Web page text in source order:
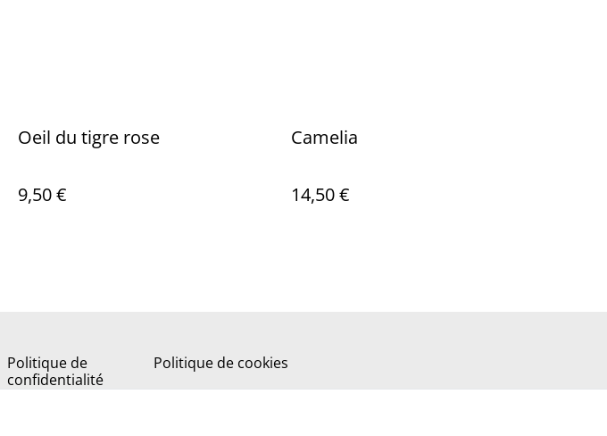
Oeil du tigre rose
9,50 €
Camelia
14,50 €
Politique de
confidentialité
Politique de cookies